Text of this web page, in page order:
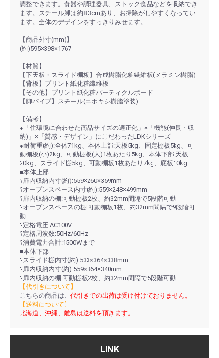
調整できます。食器や調理器具、ストック食品などを収納でき
ます。スチール脚は約8.3cmあり、お掃除がしやすくなってい
ます。全体のデザインをすっきりみせます。
【商品外寸(mm)】
(約)595×398×1767
【材質】
【下天板・スライド棚板】合成樹脂化粧繊維板(メラミン樹脂)
【背板】プリント紙化粧繊維板
【その他】プリント紙化粧パーティクルボード
【脚パイプ】スチール(エポキシ樹脂塗装)
【備考】
●「住環境に合わせた商品サイズの適正化」×「機能(伸長・収
納)」×「質感・デザイン」にこだわったLDKシリーズ
●耐荷重(約):全体71kg、本体上部:天板5kg、固定棚板5kg、可
動棚板(小)2kg、可動棚板(大)1枚あたり5kg、本体下部:天板
20kg、スライド棚5kg、可動棚板1枚あたり7kg、底板10kg
■本体上部
?扉内収納内寸(約):559×260×359mm
?オープンスペース内寸(約):559×248×499mm
?扉内収納の棚:可動棚板2枚、約32mm間隔で5段階可動
?オープンスペースの棚:可動棚板1枚、約32mm間隔で9段階可
動
?定格電圧:AC100V
?定格周波数:50Hz/60Hz
?消費電力合計:1500Wまで
■本体下部
?スライド棚内寸(約):533×364×338mm
?扉内収納内寸(約):559×364×340mm
?扉内収納の棚:可動棚板2枚、約32mm間隔で5段階可動
【代引きについて】
こちらの商品は、 代引きでの出荷は受け付けておりません。
【送料について】
北海道、沖縄、離島は送料を頂きます。
LINK